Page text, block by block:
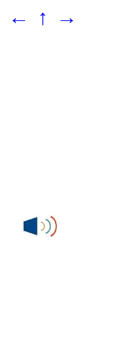
← ↑ →